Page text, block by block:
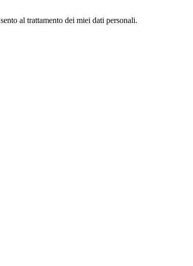
al trattamento dei miei dati personali.